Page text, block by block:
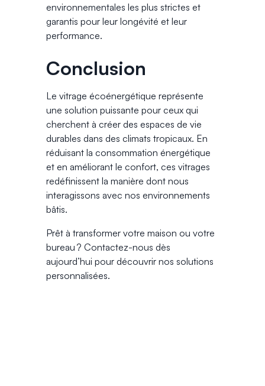
environnementales les plus strictes et
garantis pour leur longévité et leur
performance.
Conclusion
Le vitrage écoénergétique représente
une solution puissante pour ceux qui
cherchent à créer des espaces de vie
durables dans des climats tropicaux. En
réduisant la consommation énergétique
et en améliorant le confort, ces vitrages
redéfinissent la manière dont nous
interagissons avec nos environnements
bâtis.
Prêt à transformer votre maison ou votre
bureau ? Contactez-nous dès
aujourd’hui pour découvrir nos solutions
personnalisées.